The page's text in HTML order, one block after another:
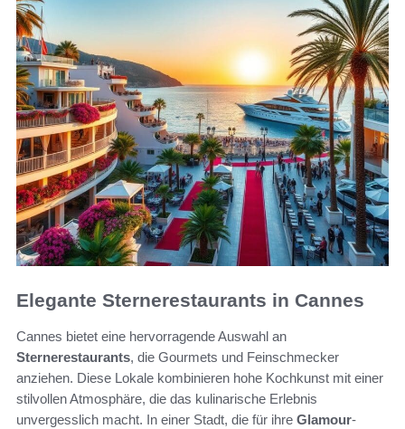
Elegante Sternerestaurants in Cannes
Cannes bietet eine hervorragende Auswahl an
Sternerestaurants, die Gourmets und Feinschmecker
anziehen. Diese Lokale kombinieren hohe Kochkunst mit einer
stilvollen Atmosphäre, die das kulinarische Erlebnis
unvergesslich macht. In einer Stadt, die für ihre Glamour-